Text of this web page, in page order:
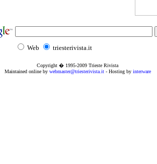
Web triesterivista.it
Copyright � 1995-2009 Trieste Rivista
Maintained online by webmaster@triesterivista.it- Hosting by interware